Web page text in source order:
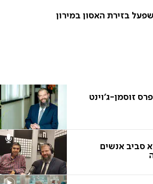
בזירת האסון במירון
זוסמן-ג'וינט
סביב אנשים